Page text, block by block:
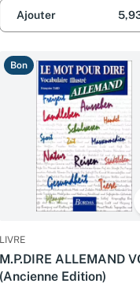
Ajouter
Bon
LIVRE
M.P.DIRE ALLEMAND
(Ancienne Edition)